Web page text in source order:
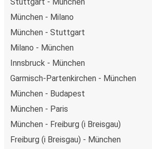
München - Milano
München - Stuttgart
Milano - München
Innsbruck - München
Garmisch-Partenkirchen - München
München - Budapest
München - Paris
München - Freiburg (i Breisgau)
Freiburg (i Breisgau) - München